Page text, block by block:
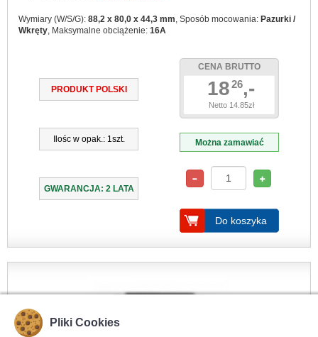
Wymiary (W/S/G): 88,2 x 80,0 x 44,3 mm, Sposób mocowania: Pazurki /
Wkręty, Maksymalne obciążenie: 16A
PRODUKT POLSKI
Ilośc w opak.: 1szt.
GWARANCJA: 2 LATA
CENA BRUTTO
1826,-
Netto 14.85zł
Można zamawiać
Do koszyka
Pliki Cookies